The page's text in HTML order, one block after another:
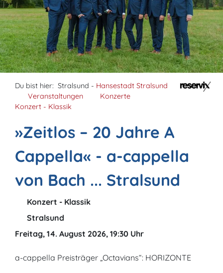
Du bist hier: Stralsund - Hansestadt Stralsund
Veranstaltungen
Konzerte
Konzert - Klassik
»Zeitlos – 20 Jahre A
Cappella« - a-cappella
von Bach ... Stralsund
Konzert - Klassik
Stralsund
Freitag, 14. August 2026, 19:30 Uhr
a-cappella Preisträger „Octavians“: HORIZONTE